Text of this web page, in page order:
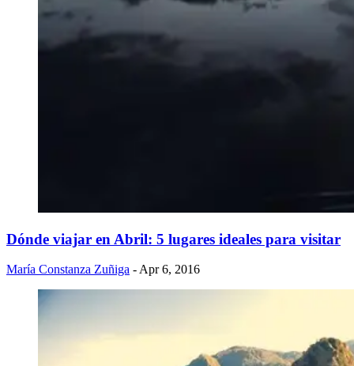
Dónde viajar en Abril: 5 lugares ideales para visitar
María Constanza Zuñiga - Apr 6, 2016